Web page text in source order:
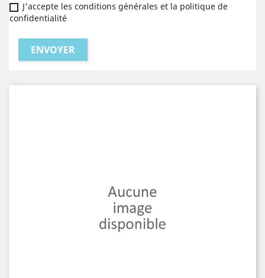
J'accepte les conditions générales et la politique de
confidentialité